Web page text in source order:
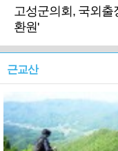
고성군의회, 국외출
환원'
근교산